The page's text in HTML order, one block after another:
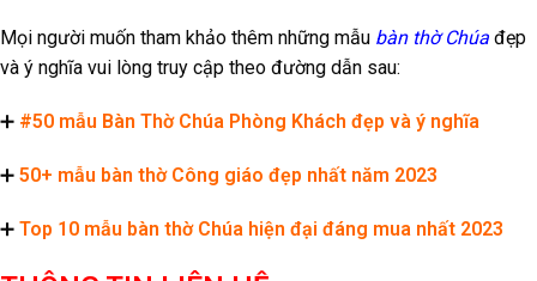
Mọi người muốn tham khảo thêm những mẫu bàn thờ Chúa đẹp
và ý nghĩa vui lòng truy cập theo đường dẫn sau:
➕ #50 mẫu Bàn Thờ Chúa Phòng Khách đẹp và ý nghĩa
➕ 50+ mẫu bàn thờ Công giáo đẹp nhất năm 2023
➕ Top 10 mẫu bàn thờ Chúa hiện đại đáng mua nhất 2023